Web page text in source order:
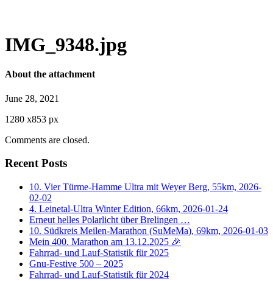
IMG_9348.jpg
About the attachment
June 28, 2021
1280 x853 px
Comments are closed.
Recent Posts
10. Vier Türme-Hamme Ultra mit Weyer Berg, 55km, 2026-
02-02
4. Leinetal-Ultra Winter Edition, 66km, 2026-01-24
Erneut helles Polarlicht über Brelingen …
10. Südkreis Meilen-Marathon (SuMeMa), 69km, 2026-01-03
Mein 400. Marathon am 13.12.2025 🎉
Fahrrad- und Lauf-Statistik für 2025
Gnu-Festive 500 – 2025
Fahrrad- und Lauf-Statistik für 2024